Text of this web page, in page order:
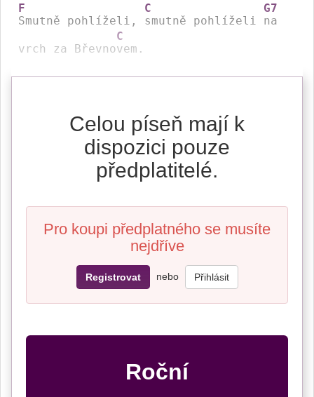
F
Smutně pohlíželi,
C
smutně pohlíželi
G7
na
vrch za Břevno
C
vem.
Celou píseň mají k
dispozici pouze
předplatitelé.
Pro koupi předplatného se musíte
nejdříve
Registrovat nebo Přihlásit
Roční